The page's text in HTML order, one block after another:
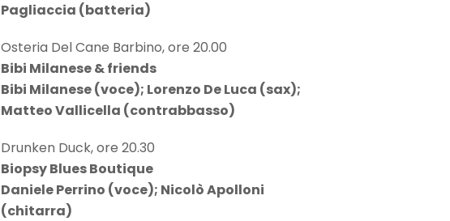
Pagliaccia (batteria)
Osteria Del Cane Barbino, ore 20.00
Bibi Milanese & friends
Bibi Milanese (voce); Lorenzo De Luca (sax);
Matteo Vallicella (contrabbasso)
Drunken Duck, ore 20.30
Biopsy Blues Boutique
Daniele Perrino (voce); Nicolò Apolloni
(chitarra)